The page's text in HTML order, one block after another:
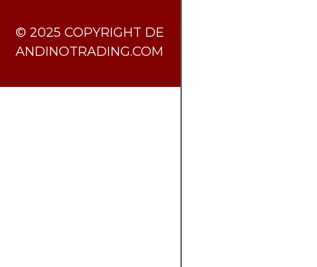
​© 2025 COPYRIGHT DE
ANDINOTRADING.COM